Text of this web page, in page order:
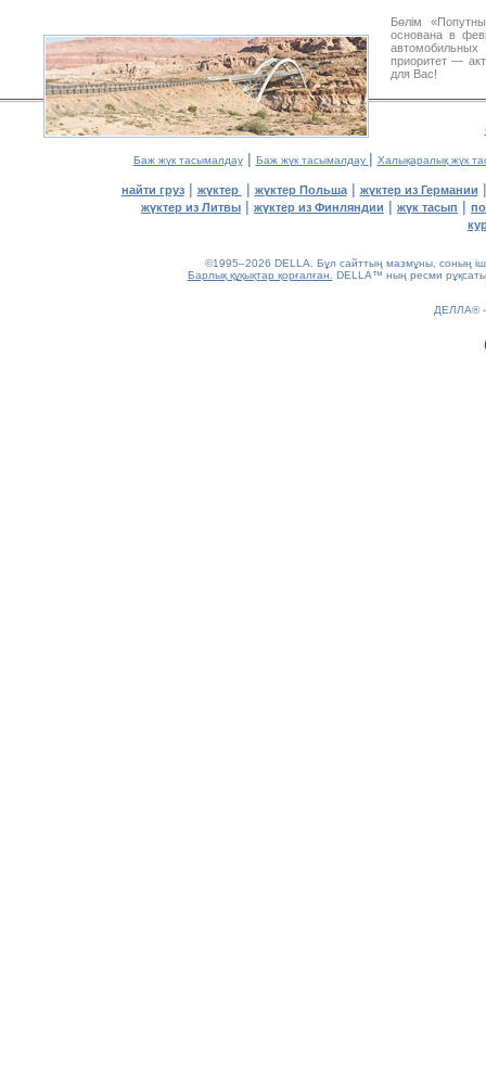
Бөлім
основана в
приоритет —
для Вас!
Баж жүк тасымалдау| Баж жүк тасымалдау | Халықаралық жүк
найти груз| жүктер | жүктер Польша| жүктер из Германии
жүктер из Литвы | жүктер из Финляндии | жүк тасып |
©1995–2026 DELLA. Бұл сайттың мазмұны, соның
Барлық құқықтар қорғалған.
DELLA™ ның ресми
ДЕЛЛА®